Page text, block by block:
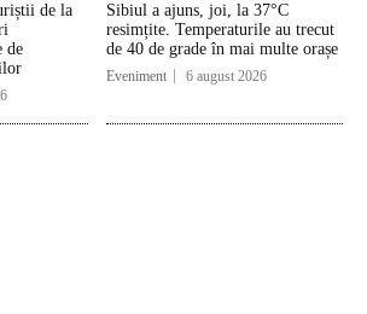
de la
de
Sibiul a ajuns, joi, la 37°C
resimțite. Temperaturile au trecut
de 40 de grade în mai multe orașe
Eveniment 6 august 2026